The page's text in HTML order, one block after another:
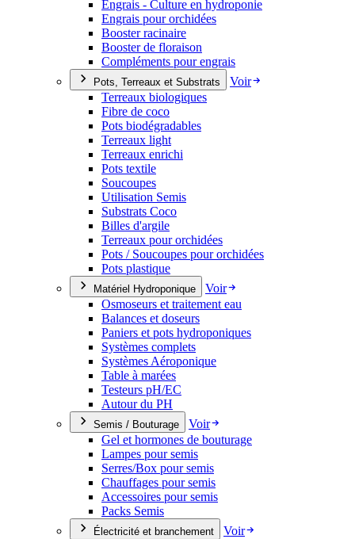
Engrais - Culture en hydroponie
Engrais pour orchidées
Booster racinaire
Booster de floraison
Compléments pour engrais
Pots, Terreaux et Substrats
Voir
Terreaux biologiques
Fibre de coco
Pots biodégradables
Terreaux light
Terreaux enrichi
Pots textile
Soucoupes
Utilisation Semis
Substrats Coco
Billes d'argile
Terreaux pour orchidées
Pots / Soucoupes pour orchidées
Pots plastique
Matériel Hydroponique
Voir
Osmoseurs et traitement eau
Balances et doseurs
Paniers et pots hydroponiques
Systèmes complets
Systèmes Aéroponique
Table à marées
Testeurs pH/EC
Autour du PH
Semis / Bouturage
Voir
Gel et hormones de bouturage
Lampes pour semis
Serres/Box pour semis
Chauffages pour semis
Accessoires pour semis
Packs Semis
Électricité et branchement
Voir